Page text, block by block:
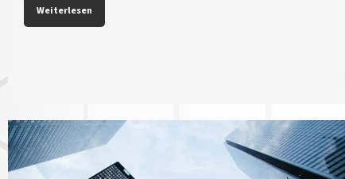
Weiterlesen